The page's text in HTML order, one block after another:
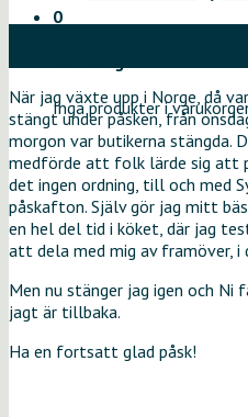
0
Inga produkter i
När jag växte upp i Norge, då
stängt under påsken, från
morgon var butikerna stängda.
medförde att folk lärde sig att
det ingen ordning, till och med
påskafton. Själv gör jag mitt
en hel del tid i köket, där jag
att dela med mig av framöver, i
Men nu stänger jag igen och
jagt är tillbaka.
Ha en fortsatt glad påsk!